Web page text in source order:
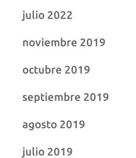
julio 2022
noviembre 2019
octubre 2019
septiembre 2019
agosto 2019
julio 2019